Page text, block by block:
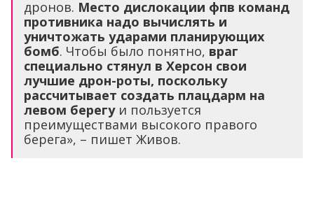
дронов. Место дислокации фпв команд
противника надо вычислять и
уничтожать ударами планирующих
бомб. Чтобы было понятно, враг
специально стянул в Херсон свои
лучшие дрон-роты, поскольку
рассчитывает создать плацдарм на
левом берегуи пользуется
преимуществами высокого правого
берега», – пишет Живов.